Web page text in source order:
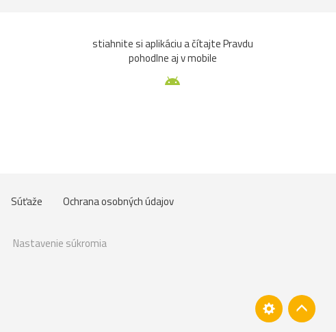
stiahnite si aplikáciu a čítajte Pravdu
pohodlne aj v mobile
Súťaže Ochrana osobných údajov
Nastavenie súkromia